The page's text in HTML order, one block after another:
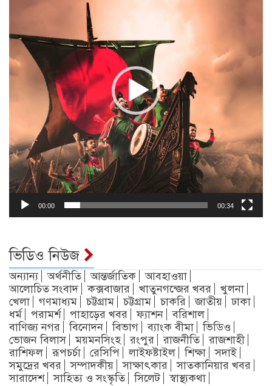
00:00 00:34
ভিডিও নিউজ
অন্যান্য অর্থনীতি আন্তর্জাতিক
আবহাওয়া
আলোচিত সংবাদ
কক্সবাজার খাতুনগন্জের খবর
খুলনা
খেলা
গণমাধ্যম চট্টগ্রাম চট্টগ্রাম চাকরি জাতীয়
ঢাকা
ধর্ম
পরামর্শ পাহাড়ের খবর ফ্যাশন
বরিশাল
বাণিজ্য নগর
বিনোদন বিভাগ ব্যাংক বীমা
ভিডিও
ভোজন বিলাস
ময়মনসিংহ রংপুর রাজনীতি
রাজশাহী
রাশিফল
রূপচর্চা রেসিপি লাইফষ্টাইল শিক্ষা
সদাই
সমুদ্রের খবর
সম্পাদকীয় সাক্ষাৎকার
সাতকানিয়ার খবর
সারাদেশ
সাহিত্য ও সংস্কৃতি সিলেট স্বাস্থ্যকথা